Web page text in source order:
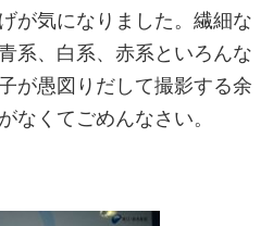
が気になりました。繊細な
系、白系、赤系といろんな
が愚図りだして撮影する余
なくてごめんなさい。